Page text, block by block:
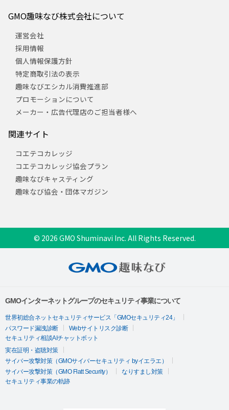
GMO趣味なび株式会社について
運営会社
採用情報
個人情報保護方針
特定商取引法の表示
趣味なびエシカル消費推進部
プロモーションについて
メーカー・広告代理店のご担当者様へ
関連サイト
コエテコカレッジ
コエテコカレッジ協会プラン
趣味なびキャスティング
趣味なび協会・団体マガジン
© 2026 GMO Shuminavi Inc. All Rights Reserved.